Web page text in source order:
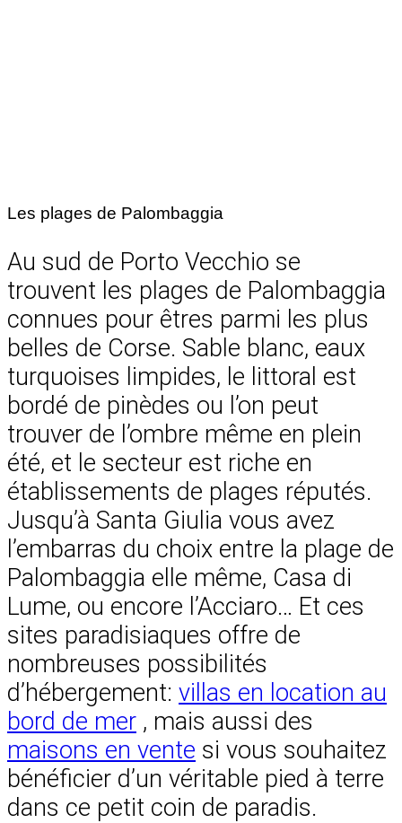
Les plages de Palombaggia
Au sud de Porto Vecchio se
trouvent les plages de Palombaggia
connues pour êtres parmi les plus
belles de Corse. Sable blanc, eaux
turquoises limpides, le littoral est
bordé de pinèdes ou l’on peut
trouver de l’ombre même en plein
été, et le secteur est riche en
établissements de plages réputés.
Jusqu’à Santa Giulia vous avez
l’embarras du choix entre la plage de
Palombaggia elle même, Casa di
Lume, ou encore l’Acciaro… Et ces
sites paradisiaques offre de
nombreuses possibilités
d’hébergement: villas en location au
bord de mer , mais aussi des
maisons en vente si vous souhaitez
bénéficier d’un véritable pied à terre
dans ce petit coin de paradis.